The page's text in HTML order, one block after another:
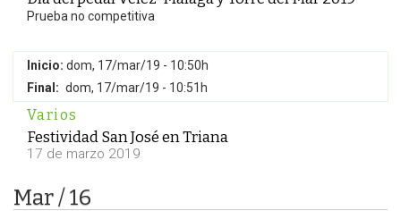
Prueba no competitiva
Inicio: dom, 17/mar/19 - 10:50h
Final: dom, 17/mar/19 - 10:51h
Varios
Festividad San José en Triana
17 de marzo 2019
Mar / 16